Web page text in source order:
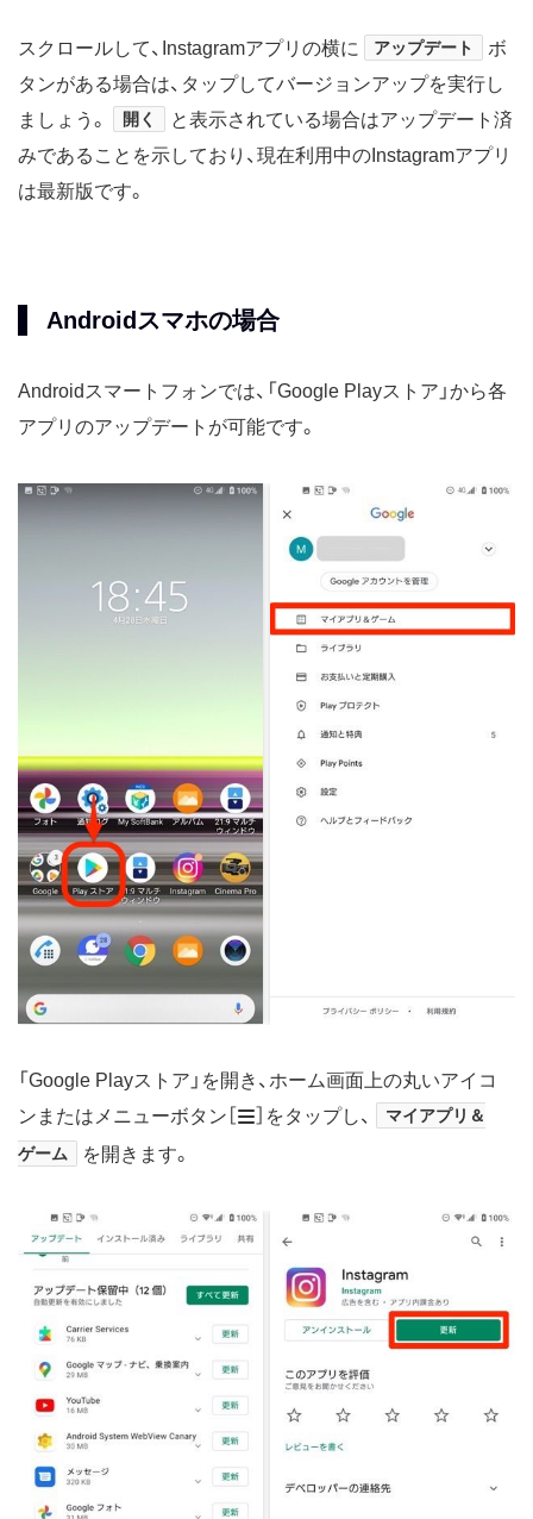
スクロールして、Instagramアプリの横に アップデート
ボ
タンがある場合は、タップしてバージョンアップを実行し
ましょう。
開く
と表示されている場合はアップデート済
みであることを示しており、現在利用中のInstagramアプリ
は最新版です。
Androidスマホの場合
Androidスマートフォンでは、「Google Playストア」から各
アプリのアップデートが可能です。
「Google Playストア」を開き、ホーム画面上の丸いアイコ
ンまたはメニューボタン［
］をタップし、
マイアプリ＆
ゲーム
を開きます。